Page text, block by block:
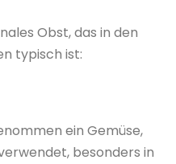
Obst, das in den
typisch ist:
ein Gemüse,
besonders in